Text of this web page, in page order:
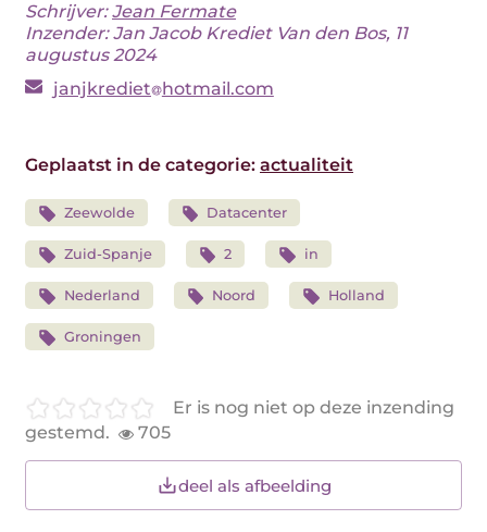
Schrijver:Jean Fermate
Inzender: Jan Jacob Krediet Van den Bos, 11
augustus 2024
janjkrediet hotmail.com
Geplaatst in de categorie: actualiteit
Zeewolde Datacenter
Zuid-Spanje 2 in
Nederland Noord Holland
Groningen
Er is nog niet op deze inzending
gestemd.
705
deel als afbeelding